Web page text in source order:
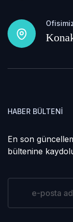
HABER BÜLTENI
En son
bültenine